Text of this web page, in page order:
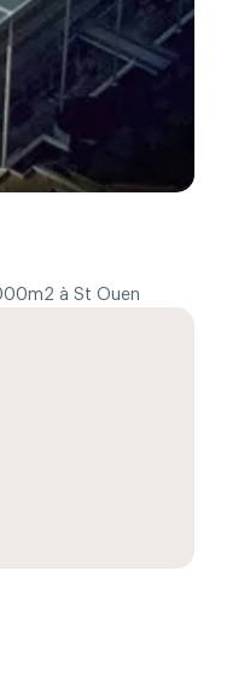
à St Ouen